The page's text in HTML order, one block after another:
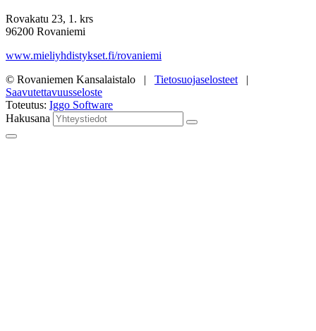
Rovakatu 23, 1. krs
96200 Rovaniemi
www.mieliyhdistykset.fi/rovaniemi
© Rovaniemen Kansalaistalo | Tietosuojaselosteet |
Saavutettavuusseloste
Toteutus: Iggo Software
Hakusana